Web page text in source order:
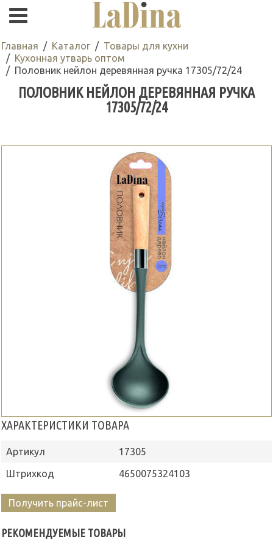
Главная Каталог
Товары для кухни
Кухонная утварь оптом
Половник нейлон деревянная ручка 17305/72/24
ПОЛОВНИК НЕЙЛОН ДЕРЕВЯННАЯ РУЧКА
17305/72/24
ХАРАКТЕРИСТИКИ ТОВАРА
Артикул
17305
Штрихкод
4650075324103
Получить прайс-лист
РЕКОМЕНДУЕМЫЕ ТОВАРЫ